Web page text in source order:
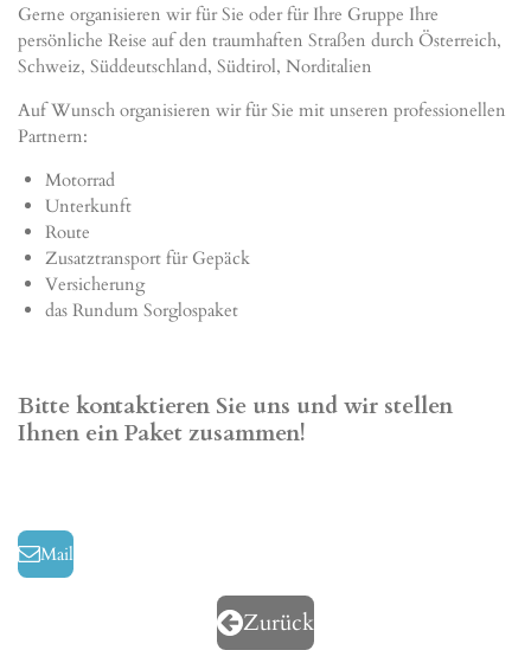
Gerne organisieren wir für Sie oder für Ihre Gruppe Ihre
persönliche Reise auf den traumhaften Straßen durch Österreich,
Schweiz, Süddeutschland, Südtirol, Norditalien
Auf Wunsch organisieren wir für Sie mit unseren professionellen
Partnern:
Motorrad
Unterkunft
Route
Zusatztransport für Gepäck
Versicherung
das Rundum Sorglospaket
Bitte kontaktieren Sie uns und wir stellen
Ihnen ein Paket zusammen!
Mail
Zurück